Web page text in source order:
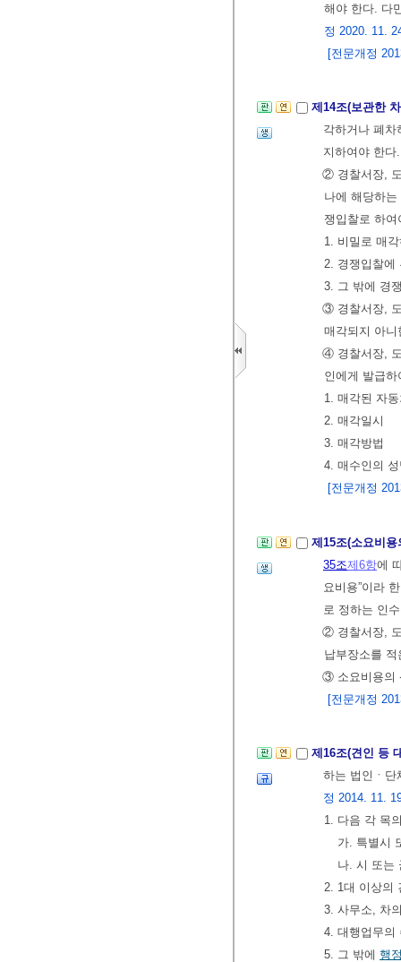
해야 한다. 다
정 2020. 11.
[전문개정
제14조(보관한
각하거나 폐
지하여야 한다.
② 경찰서장,
나에 해당하
쟁입찰로 하여
1. 비밀로 매
2. 경쟁입찰에
3. 그 밖에 경
③ 경찰서장,
매각되지 아
④ 경찰서장,
인에게 발급
1. 매각된 자
2. 매각일시
3. 매각방법
4. 매수인의
[전문개정
제15조(소요비
35조제6항에
요비용”이라
로 정하는 인
② 경찰서장,
납부장소를
③ 소요비용의
[전문개정
제16조(견인 등
하는 법인ㆍ단
정 2014. 11.
1. 다음 각 목
가. 특별시
나. 시 또는
2. 1대 이상의
3. 사무소, 차
4. 대행업무의
5. 그 밖에 행